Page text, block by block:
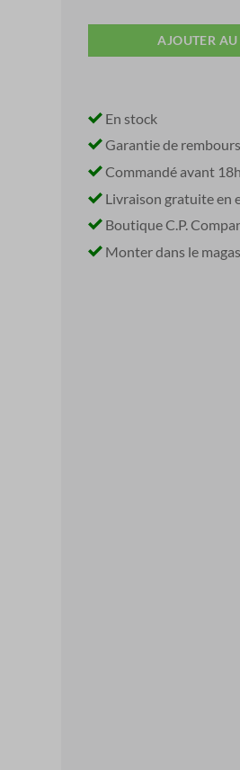
AJOUTER
En stock
Garantie de
Commandé avant
Livraison gratuite en
Boutique C.P.
Monter dans le